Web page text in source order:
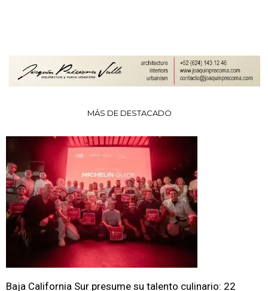
MÁS DE DESTACADO
Baja California Sur presume su talento culinario: 22